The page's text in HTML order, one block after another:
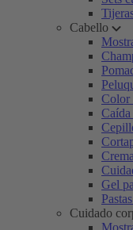
Cabello
Color
Gel
Cuidado